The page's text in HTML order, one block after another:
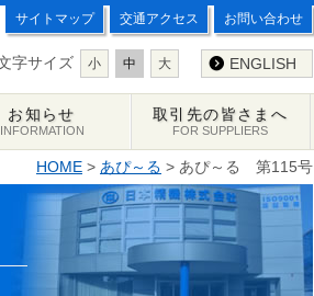
サイトマップ 交通アクセス お問い合わせ
字サイズ 小 中 大 ENGLISH
お知らせ
INFORMATION
取引先の皆さまへ
FOR SUPPLIERS
HOME > あぴ～る > あぴ～る 第115号